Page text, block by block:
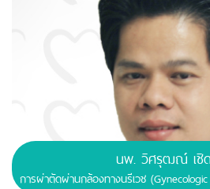
นพ. วิศรุฒณ์ เชิ